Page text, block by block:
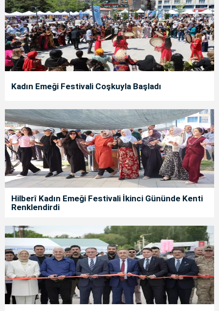
Kadın Emeği Festivali Coşkuyla Başladı
Hilberî Kadın Emeği Festivali İkinci Gününde Kenti
Renklendirdi